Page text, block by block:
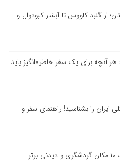
از گنبد کاووس تا آبشار کبودوال و
هر آنچه برای یک سفر خاطره‌انگیز باید
ایران را بشناسید! راهنمای سفر و